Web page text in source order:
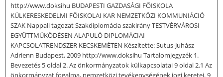
http://www.doksihu BUDAPESTI GAZDASÁGI FŐISKOLA
KÜLKERESKEDELMI FŐISKOLAI KAR NEMZETKÖZI KOMMUNIÁCIÓ
SZAK Nappali tagozat Szakdiplomácia szakirány TESTVÉRVÁROSI
EGYÜTTMŰKÖDÉSEN ALAPULÓ DIPLOMÁCIAI
KAPCSOLATRENDSZER KECSKEMÉTEN Készítette: Sutus-Juhász
Adrienn Budapest, 2009 http://www.doksihu Tartalomjegyzék 1.
Bevezetés 5 oldal 2. Az önkormányzatok külkapcsolatai 9 oldal 2.1 Az
önkormányzat fogalma, nemzetközi tevékenységének jogi keretei. 9